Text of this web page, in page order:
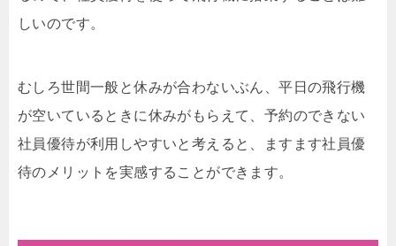
しいのです。
むしろ世間一般と休みが合わないぶん、平日の飛行機
が空いているときに休みがもらえて、予約のできない
社員優待が利用しやすいと考えると、ますます社員優
待のメリットを実感することができます。